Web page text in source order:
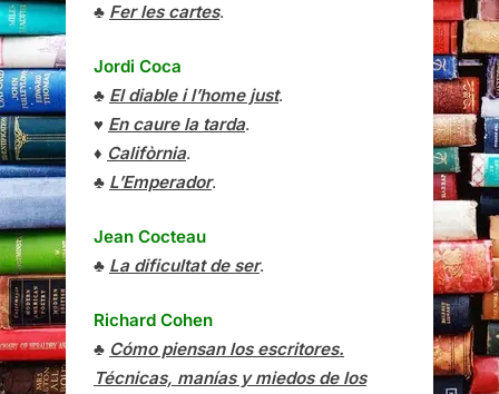
♣ Fer les cartes.
Jordi Coca
♣ El diable i l’home just.
♥ En caure la tarda.
♦ Califòrnia.
♣ L’Emperador.
Jean Cocteau
♣ La dificultat de ser.
Richard Cohen
♣ Cómo piensan los escritores.
Técnicas, manías y miedos de los